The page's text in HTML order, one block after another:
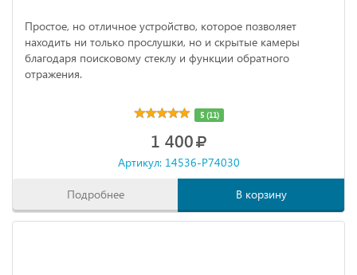
Простое, но отличное устройство, которое позволяет
находить ни только прослушки, но и скрытые камеры
благодаря поисковому стеклу и функции обратного
отражения.
5 (11)
1 400
Артикул: 14536-P74030
Подробнее В корзину